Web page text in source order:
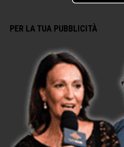
PER LA TUA PUBBLICITÀ